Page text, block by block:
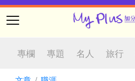
專欄 專題 名人 旅行